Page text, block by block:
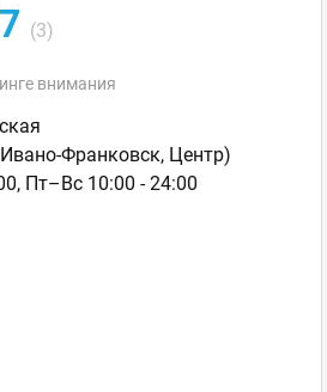
(3)
внимания
Франковск, Центр)
Пт–Вс 10:00 - 24:00